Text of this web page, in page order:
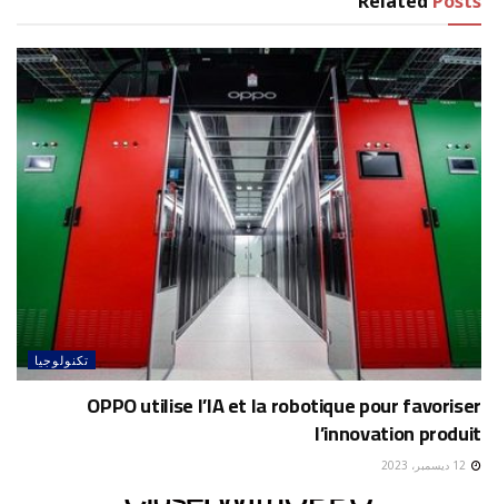
تكنولوجيا
OPPO utilise l’IA et la robotique pour favoriser
l’innovation produit